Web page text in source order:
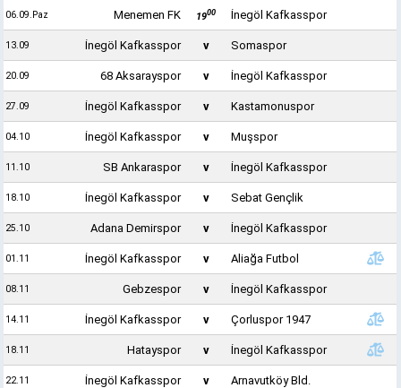
06.09.Paz Menemen FK 1900 İnegöl Kafkasspor
13.09 İnegöl Kafkasspor v Somaspor
20.09 68 Aksarayspor v İnegöl Kafkasspor
27.09 İnegöl Kafkasspor v Kastamonuspor
04.10 İnegöl Kafkasspor v Muşspor
11.10 SB Ankaraspor v İnegöl Kafkasspor
18.10 İnegöl Kafkasspor v Sebat Gençlik
25.10 Adana Demirspor v İnegöl Kafkasspor
01.11 İnegöl Kafkasspor v Aliağa Futbol
08.11 Gebzespor v İnegöl Kafkasspor
14.11 İnegöl Kafkasspor v Çorluspor 1947
18.11 Hatayspor v İnegöl Kafkasspor
22.11 İnegöl Kafkasspor v Arnavutköy Bld.